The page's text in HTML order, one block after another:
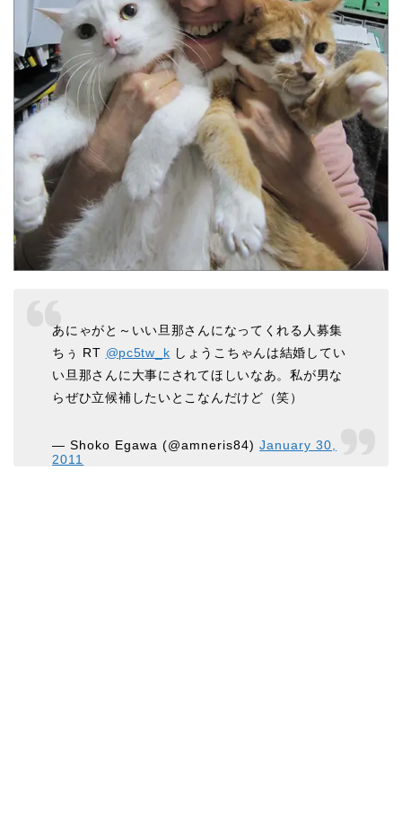
あにゃがと～いい旦那さんになってくれる人募集
ちぅ RT @pc5tw_k しょうこちゃんは結婚してい
い旦那さんに大事にされてほしいなあ。私が男な
らぜひ立候補したいとこなんだけど（笑）
— Shoko Egawa (@amneris84)January 30,
2011